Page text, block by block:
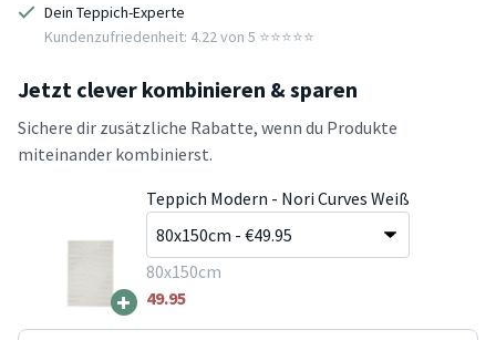
Dein Teppich-Experte
Kundenzufriedenheit: 4.22 von 5 ⭐️⭐️⭐️⭐️⭐️
Jetzt clever kombinieren & sparen
Sichere dir zusätzliche Rabatte, wenn du Produkte
miteinander kombinierst.
+
Teppich Modern - Nori Curves Weiß
80x150cm
49.95